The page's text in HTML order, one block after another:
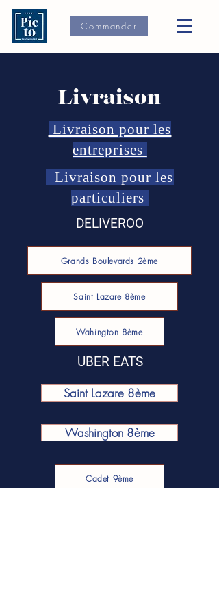
Commander
Livraison
Livraison pour les
entreprises
Livraison pour les
particuliers
DELIVEROO
Grands Boulevards 2ème
Saint Lazare 8ème
Wahington 8ème
UBER EATS
Saint Lazare 8ème
Washington 8ème
Cadet 9ème